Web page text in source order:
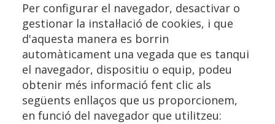
Per configurar el navegador, desactivar o
gestionar la instal·lació de cookies, i que
d'aquesta manera es borrin
automàticament una vegada que es tanqui
el navegador, dispositiu o equip, podeu
obtenir més informació fent clic als
següents enllaços que us proporcionem,
en funció del navegador que utilitzeu: